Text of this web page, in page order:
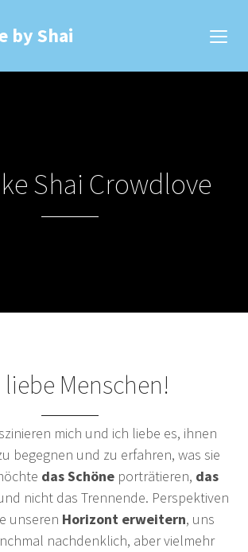
Shai Crowdlove
liebe Menschen!
mich und ich liebe es, ihnen
begegnen und zu erfahren, was sie
das Schöne porträtieren, das
nicht das Trennende. Perspektiven
unseren Horizont erweitern, uns
nachdenklich, aber vielmehr